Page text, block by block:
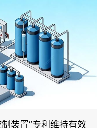
装置”专利维持有效